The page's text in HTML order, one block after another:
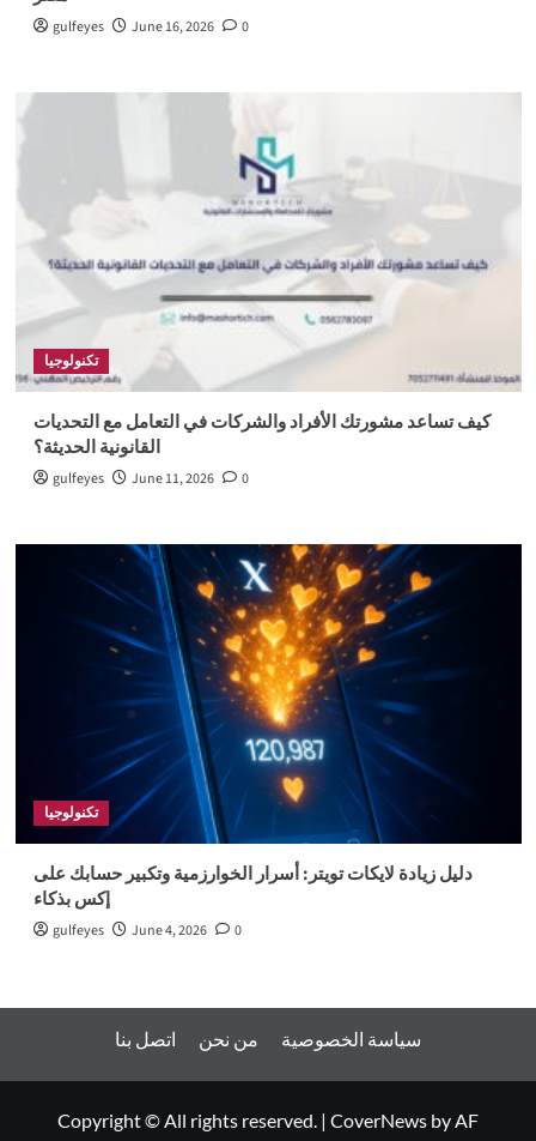
gulfeyes June 16, 2026 0
تكنولوجيا
كيف تساعد مشورتك الأفراد والشركات في التعامل مع التحديات
القانونية الحديثة؟
gulfeyes June 11, 2026 0
تكنولوجيا
دليل زيادة لايكات تويتر: أسرار الخوارزمية وتكبير حسابك على
إكس بذكاء
gulfeyes June 4, 2026 0
اتصل بنا من نحن سياسة الخصوصية
Copyright © All rights reserved. | CoverNews by AF